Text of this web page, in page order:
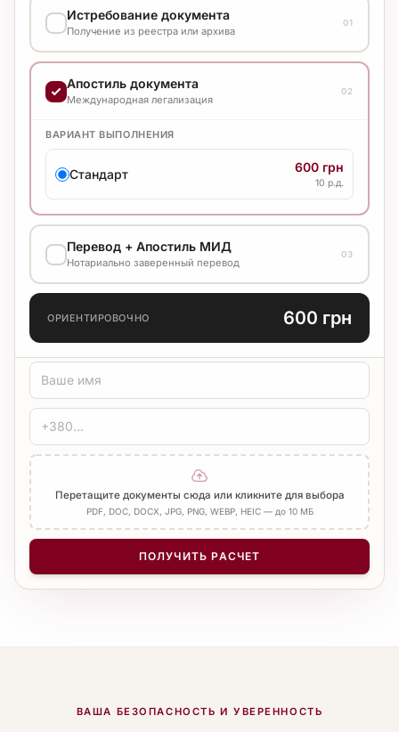
Истребование документа
Получение из реестра или архива
01
ВАРИАНТ ВЫПОЛНЕНИЯ
Стандарт 4 000 грн
Апостиль документа
Международная легализация
02
ВАРИАНТ ВЫПОЛНЕНИЯ
Стандарт 600 грн
10 р.д.
Перевод + Апостиль МИД
Нотариально заверенный перевод
03
ТИП ПЕРЕВОДА
ЗАВЕРЕНИЕ
Печать бюро Нотариус
Добавить Апостиль
КОЛИЧЕСТВО СТРАНИЦ
ОРИЕНТИРОВОЧНО 600 грн
Перетащите документы сюда или кликните для выбора
PDF, DOC, DOCX, JPG, PNG, WEBP, HEIC — до 10 МБ
ПОЛУЧИТЬ РАСЧЕТ
ВАША БЕЗОПАСНОСТЬ И УВЕРЕННОСТЬ